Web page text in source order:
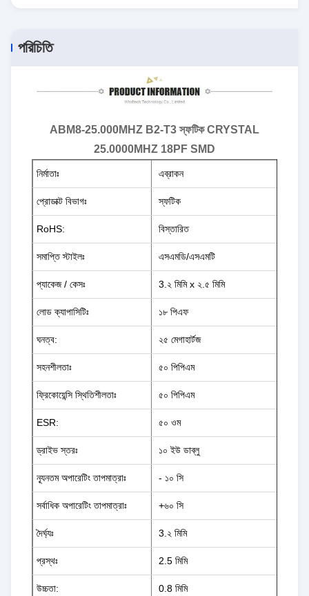
পরিচিতি
ABM8-25.000MHZ B2-T3 স্ফটিক CRYSTAL
25.0000MHZ 18PF SMD
নির্মাতাঃ এব্রাকন
প্রোডাক্ট বিভাগঃ স্ফটিক
RoHS: বিস্তারিত
সমাপ্তি স্টাইলঃ এসএমডি/এসএমটি
প্যাকেজ / কেসঃ 3.২ মিমি x ২.৫ মিমি
লোড ক্যাপাসিটিঃ ১৮ পিএফ
ঘনত্ব: ২৫ মেগাহার্টজ
সহনশীলতাঃ ৫০ পিপিএম
ফ্রিকোয়েন্সি স্থিতিশীলতাঃ ৫০ পিপিএম
ESR: ৫০ ওম
ড্রাইভ স্তরঃ ১০ ইউ ডাব্লু
ন্যূনতম অপারেটিং তাপমাত্রাঃ - ১০ সি
সর্বাধিক অপারেটিং তাপমাত্রাঃ +৬০ সি
দৈর্ঘ্যঃ 3.২ মিমি
প্রস্থঃ 2.5 মিমি
উচ্চতা: 0.8 মিমি